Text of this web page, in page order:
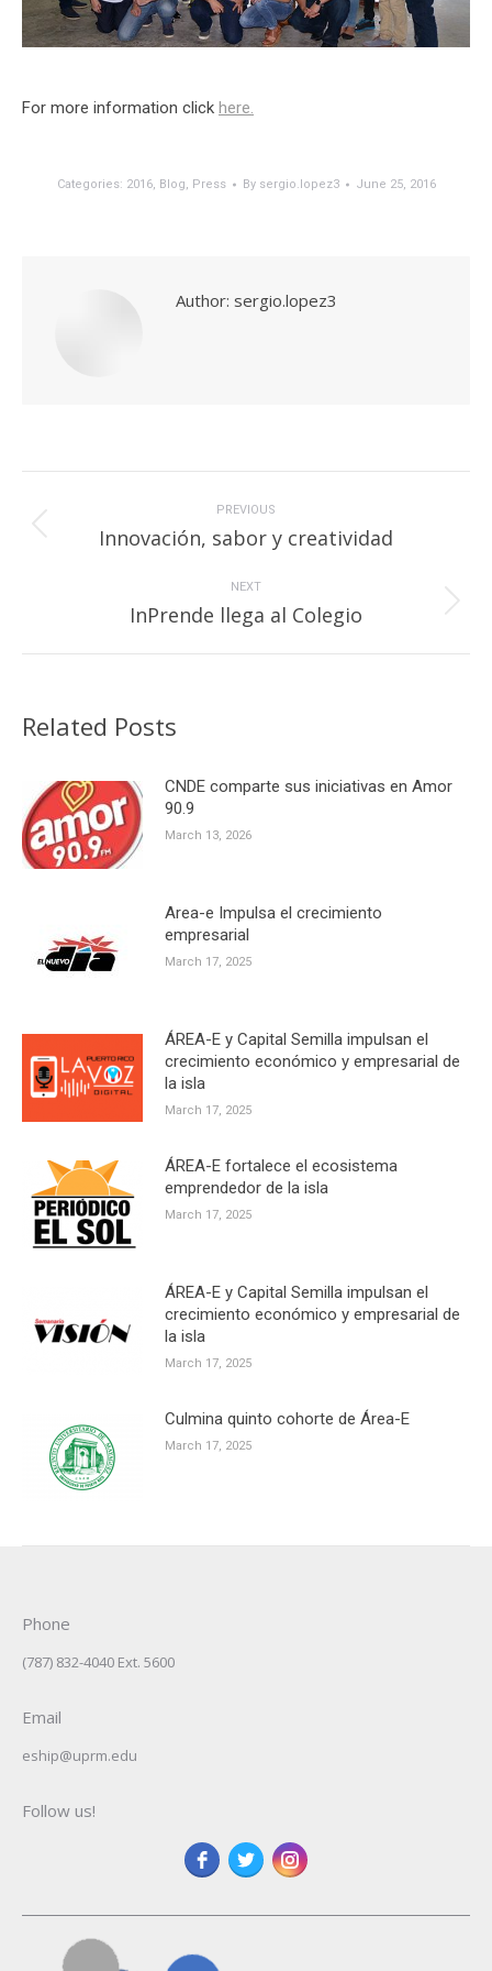
For more information click here.
Categories: 2016, Blog, Press By sergio.lopez3 June 25, 2016
Author: sergio.lopez3
PREVIOUS
Previous
post:
Innovación, sabor y creatividad
NEXT
Next
post:
InPrende llega al Colegio
Related Posts
CNDE comparte sus iniciativas en Amor
90.9
March 13, 2026
Area-e Impulsa el crecimiento
empresarial
March 17, 2025
ÁREA-E y Capital Semilla impulsan el
crecimiento económico y empresarial de
la isla
March 17, 2025
ÁREA-E fortalece el ecosistema
emprendedor de la isla
March 17, 2025
ÁREA-E y Capital Semilla impulsan el
crecimiento económico y empresarial de
la isla
March 17, 2025
Culmina quinto cohorte de Área-E
March 17, 2025
Phone
(787) 832-4040 Ext. 5600
Email
eship@uprm.edu
Follow us!